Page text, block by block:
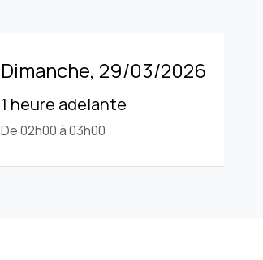
Dimanche, 29/03/2026
1 heure adelante
De 02h00 à 03h00